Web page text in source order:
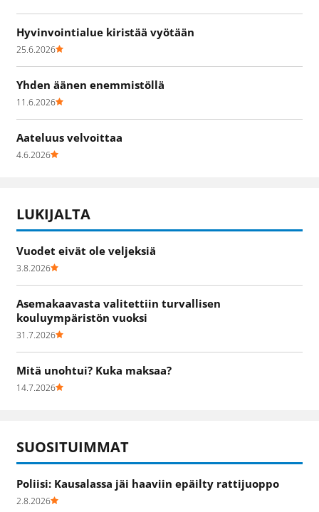
Hyvinvointialue kiristää vyötään
25.6.2026
Yhden äänen enemmistöllä
11.6.2026
Aateluus velvoittaa
4.6.2026
LUKIJALTA
Vuodet eivät ole veljeksiä
3.8.2026
Asemakaavasta valitettiin turvallisen
kouluympäristön vuoksi
31.7.2026
Mitä unohtui? Kuka maksaa?
14.7.2026
SUOSITUIMMAT
Poliisi: Kausalassa jäi haaviin epäilty rattijuoppo
2.8.2026